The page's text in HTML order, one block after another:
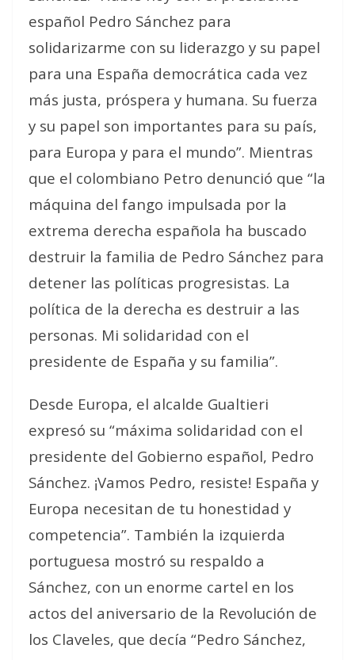
español Pedro Sánchez para
solidarizarme con su liderazgo y su papel
para una España democrática cada vez
más justa, próspera y humana. Su fuerza
y su papel son importantes para su país,
para Europa y para el mundo”. Mientras
que el colombiano Petro denunció que “la
máquina del fango impulsada por la
extrema derecha española ha buscado
destruir la familia de Pedro Sánchez para
detener las políticas progresistas. La
política de la derecha es destruir a las
personas. Mi solidaridad con el
presidente de España y su familia”.
Desde Europa, el alcalde Gualtieri
expresó su “máxima solidaridad con el
presidente del Gobierno español, Pedro
Sánchez. ¡Vamos Pedro, resiste! España y
Europa necesitan de tu honestidad y
competencia”. También la izquierda
portuguesa mostró su respaldo a
Sánchez, con un enorme cartel en los
actos del aniversario de la Revolución de
los Claveles, que decía “Pedro Sánchez,